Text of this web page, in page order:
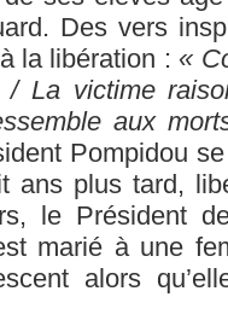
Des vers
la libération : «
La victime
aux
Pompidou
ans plus tard,
le Président
marié à une
alors